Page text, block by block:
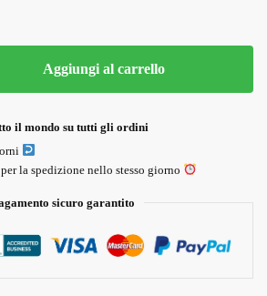
Aggiungi al carrello
il mondo su tutti gli ordini
la spedizione nello stesso giorno
sicuro garantito